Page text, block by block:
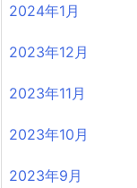
2024年1月
2023年12月
2023年11月
2023年10月
2023年9月